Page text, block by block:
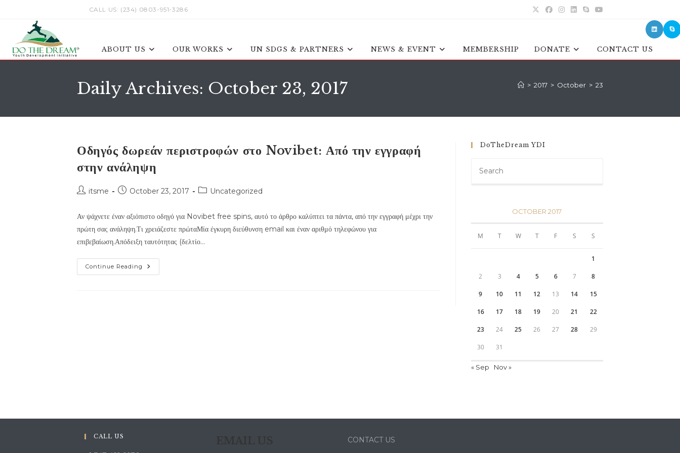
content
CALL US: (234) 0803-951-3286
ABOUT US OUR WORKS UN SDGS & PARTNERS NEWS & EVENT MEMBERSHIP DONATE CONTACT US
Daily Archives: October 23, 2017 > 2017 > October > 23
DoTheDream YDI
OCTOBER 2017
M T W T F S S
1
2 3 4 5 6 7 8
9 10 11 12 13 14 15
16 17 18 19 20 21 22
23 24 25 26 27 28 29
30 31
« Sep Nov »
Οδηγός δωρεάν περιστροφών στο Novibet: Από την εγγραφή
στην ανάληψη
Postitsme
PostOctober 23, 2017
PostUncategorized
Αν ψάχνετε έναν αξιόπιστο οδηγό για Novibet free spins, αυτό το άρθρο καλύπτει τα πάντα, από την εγγραφή μέχρι την
πρώτη σας ανάληψη.Τι χρειάζεστε πρώταΜία έγκυρη διεύθυνση email και έναν αριθμό τηλεφώνου για
επιβεβαίωση.Απόδειξη ταυτότητας (δελτίο…
Continue Reading Οδηγός
Δωρεάν
CALL US EMAIL US CONTACT US